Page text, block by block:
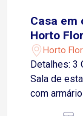
Casa em
Horto
Horto
Detalhes: 3 Quartos com sacada e 1 com closet
Sala de
com